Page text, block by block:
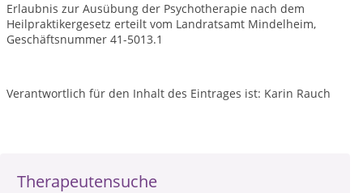
Therapeutensuche
Erlaubnis zur Ausübung der Psychotherapie nach dem
Heilpraktikergesetz erteilt vom Landratsamt Mindelheim,
Geschäftsnummer 41-5013.1
Verantwortlich für den Inhalt des Eintrages ist: Karin Rauch